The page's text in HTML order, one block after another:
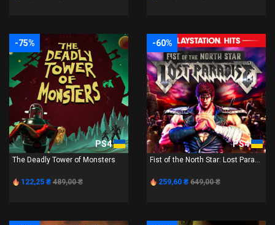
-75%
PS4
The Deadly Tower of Monsters
122,25 ₴ 489,00 ₴
-60%
PS4
Fist of the North Star: Lost Para...
259,60 ₴ 649,00 ₴